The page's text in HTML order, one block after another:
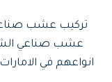
تركيب عشب صناعي
عشب صناعي
انواعهم في